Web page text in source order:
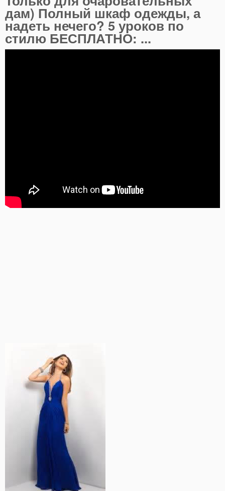
дам) Полный шкаф одежды, а
надеть нечего? 5 уроков по
стилю БЕСПЛАТНО: ...